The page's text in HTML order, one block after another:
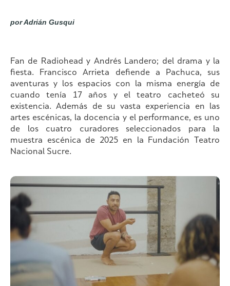
por Adrián Gusqui
Fan de Radiohead y Andrés Landero; del drama y la
fiesta. Francisco Arrieta defiende a Pachuca, sus
aventuras y los espacios con la misma energía de
cuando tenía 17 años y el teatro cacheteó su
existencia. Además de su vasta experiencia en las
artes escénicas, la docencia y el performance, es uno
de los cuatro curadores seleccionados para la
muestra escénica de 2025 en la Fundación Teatro
Nacional Sucre.